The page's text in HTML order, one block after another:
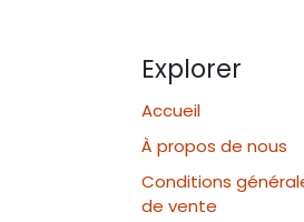
Explorer
Accueil
À propos de nous
Conditions
de vente